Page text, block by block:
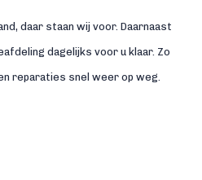
daar staan wij voor. Daarnaast
dagelijks voor u klaar. Zo
reparaties snel weer op weg.